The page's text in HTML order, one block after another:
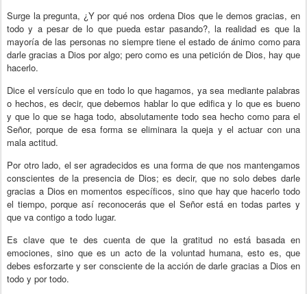
Surge la pregunta, ¿Y por qué nos ordena Dios que le demos gracias, en
todo y a pesar de lo que pueda estar pasando?, la realidad es que la
mayoría de las personas no siempre tiene el estado de ánimo como para
darle gracias a Dios por algo; pero como es una petición de Dios, hay que
hacerlo.
Dice el versículo que en todo lo que hagamos, ya sea mediante palabras
o hechos, es decir, que debemos hablar lo que edifica y lo que es bueno
y que lo que se haga todo, absolutamente todo sea hecho como para el
Señor, porque de esa forma se eliminara la queja y el actuar con una
mala actitud.
Por otro lado, el ser agradecidos es una forma de que nos mantengamos
conscientes de la presencia de Dios; es decir, que no solo debes darle
gracias a Dios en momentos específicos, sino que hay que hacerlo todo
el tiempo, porque así reconocerás que el Señor está en todas partes y
que va contigo a todo lugar.
Es clave que te des cuenta de que la gratitud no está basada en
emociones, sino que es un acto de la voluntad humana, esto es, que
debes esforzarte y ser consciente de la acción de darle gracias a Dios en
todo y por todo.